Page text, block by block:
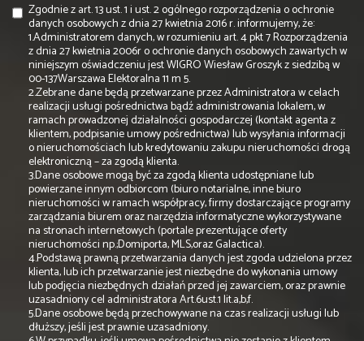
Zgodnie z art. 13 ust. 1 i ust. 2 ogólnego rozporządzenia o ochronie
danych osobowych z dnia 27 kwietnia 2016 r. informujemy, że:
1.Administratorem danych, w rozumieniu art. 4 pkt 7 Rozporządzenia
z dnia 27 kwietnia 2006r o ochronie danych osobowych zawartych w
niniejszym oświadczeniu jest WIGRO Wiesław Groszyk z siedzibą w
00-137Warszawa Elektoralna 11 m 5.
2.Zebrane dane będą przetwarzane przez Administratora w celach
realizacji usługi pośrednictwa bądź administrowania lokalem, w
ramach prowadzonej działalności gospodarczej (kontakt agenta z
klientem, podpisanie umowy pośrednictwa) lub wysyłania informacji
o nieruchomościach lub kredytowaniu zakupu nieruchomości drogą
elektroniczną – za zgodą klienta.
3.Dane osobowe mogą być za zgodą klienta udostępniane lub
powierzane innym odbiorcom (biuro notarialne, inne biuro
nieruchomości w ramach współpracy, firmy dostarczające programy
zarządzania biurem oraz narzędzia informatyczne wykorzystywane
na stronach internetowych (portale prezentujące oferty
nieruchomości np.;Domiporta, MLS,oraz Galactica).
4.Podstawą prawną przetwarzania danych jest zgoda udzielona przez
klienta, lub ich przetwarzanie jest niezbędne do wykonania umowy
lub podjęcia niezbędnych działań przed jej zawarciem, oraz prawnie
uzasadniony cel administratora Art.6ust.1 lit.a,b,f.
5.Dane osobowe będą przechowywane na czas realizacji usługi lub
dłuższy, jeśli jest prawnie uzasadniony.